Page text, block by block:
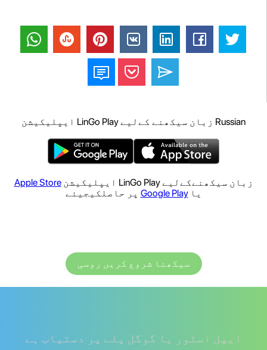
Russian زبان سیکھنے کےلیے LinGo Play ایپلیکیشن
زبان سیکھنےکےلیے LinGo Play ایپلیکیشن
Apple Store
یاGoogle Play پر حاصلکیجیئے
سیکھنا شروع کریں روسی
ایپل اسٹور یا گوگل پلے پر دستیاب ہے